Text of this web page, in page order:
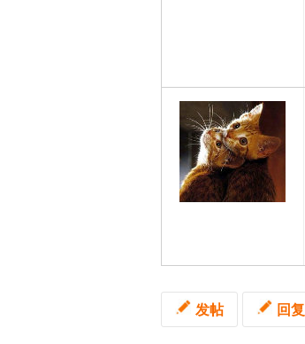
发帖 回复